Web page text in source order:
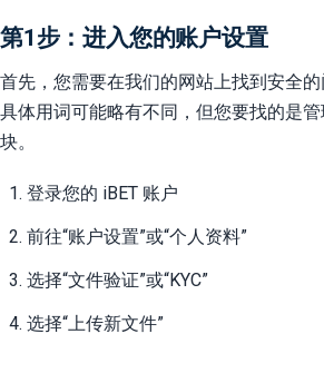
第1步：进入您的账户设置
首先，您需要在我们的网站上找到安全的
具体用词可能略有不同，但您要找的是
块。
登录您的 iBET 账户
前往“账户设置”或“个人资料”
选择“文件验证”或“KYC”
选择“上传新文件”